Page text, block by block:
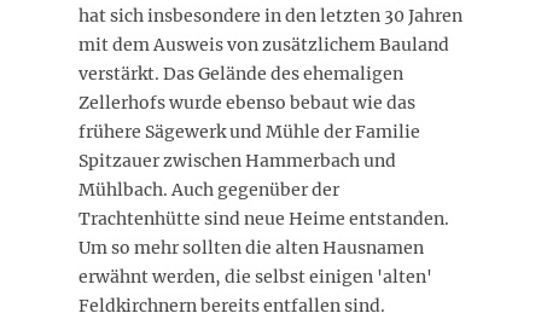
hat sich insbesondere in den letzten 30 Jahren
mit dem Ausweis von zusätzlichem Bauland
verstärkt. Das Gelände des ehemaligen
Zellerhofs wurde ebenso bebaut wie das
frühere Sägewerk und Mühle der Familie
Spitzauer zwischen Hammerbach und
Mühlbach. Auch gegenüber der
Trachtenhütte sind neue Heime entstanden.
Um so mehr sollten die alten Hausnamen
erwähnt werden, die selbst einigen 'alten'
Feldkirchnern bereits entfallen sind.